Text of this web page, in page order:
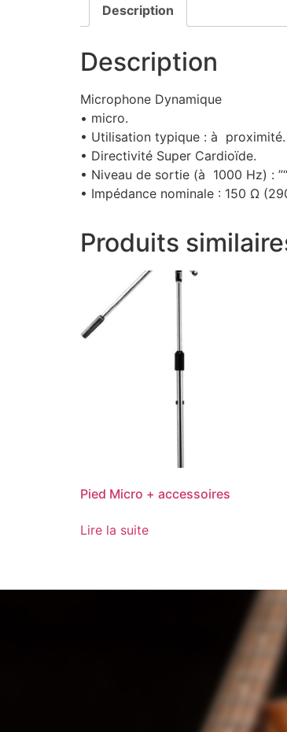
Description
Description
Microphone Dynamique
• micro.
• Utilisation typique : à proximité.
• Directivité Super Cardioïde.
• Niveau de sortie (à 1000 Hz) :
• Impédance nominale : 150 Ω
Produits
Pied Micro + accessoires
Lire la suite